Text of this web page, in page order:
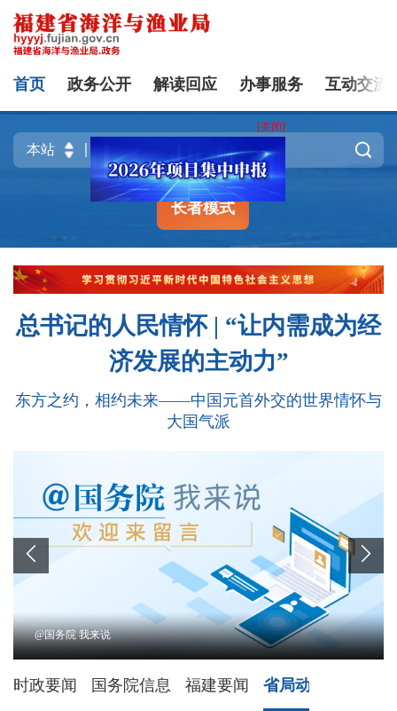
首页 政务公开 解读回应 办事服务 互动交流

长者模式
总书记的人民情怀 | “让内需成为经
济发展的主动力”
东方之约，相约未来——中国元首外交的世界情怀与
大国气派
 
@国务院 我来说
时政要闻 国务院信息 福建要闻 省局动态